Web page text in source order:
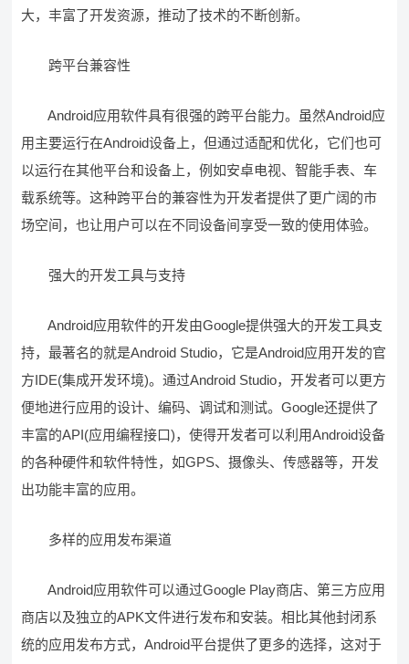
大，丰富了开发资源，推动了技术的不断创新。
跨平台兼容性
Android应用软件具有很强的跨平台能力。虽然Android应
用主要运行在Android设备上，但通过适配和优化，它们也可
以运行在其他平台和设备上，例如安卓电视、智能手表、车
载系统等。这种跨平台的兼容性为开发者提供了更广阔的市
场空间，也让用户可以在不同设备间享受一致的使用体验。
强大的开发工具与支持
Android应用软件的开发由Google提供强大的开发工具支
持，最著名的就是Android Studio，它是Android应用开发的官
方IDE(集成开发环境)。通过Android Studio，开发者可以更方
便地进行应用的设计、编码、调试和测试。Google还提供了
丰富的API(应用编程接口)，使得开发者可以利用Android设备
的各种硬件和软件特性，如GPS、摄像头、传感器等，开发
出功能丰富的应用。
多样的应用发布渠道
Android应用软件可以通过Google Play商店、第三方应用
商店以及独立的APK文件进行发布和安装。相比其他封闭系
统的应用发布方式，Android平台提供了更多的选择，这对于